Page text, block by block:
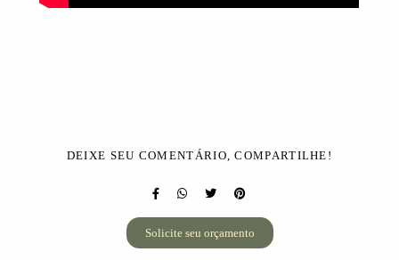
DEIXE SEU COMENTÁRIO, COMPARTILHE!
Solicite seu orçamento